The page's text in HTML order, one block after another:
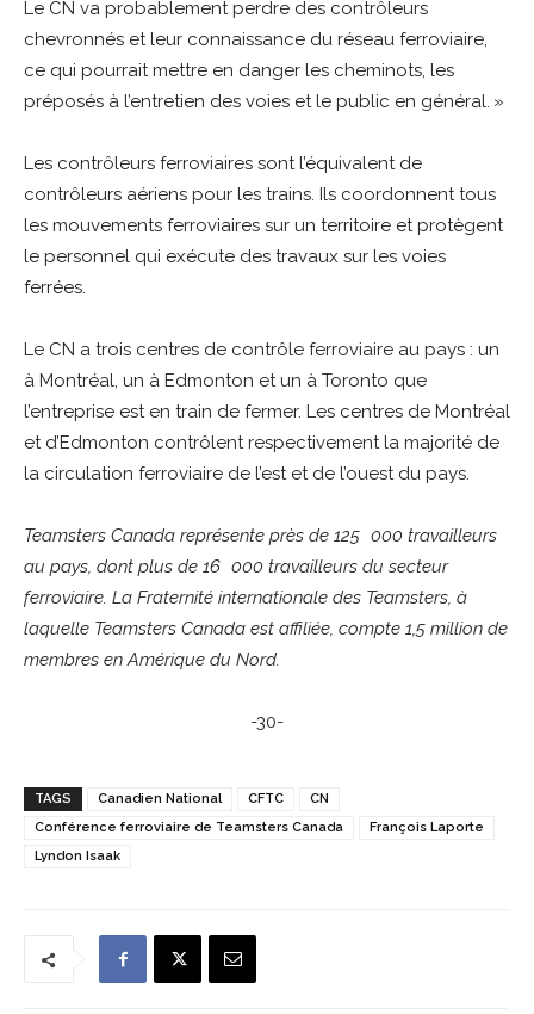
Le CN va probablement perdre des contrôleurs
chevronnés et leur connaissance du réseau ferroviaire,
ce qui pourrait mettre en danger les cheminots, les
préposés à l’entretien des voies et le public en général. »
Les contrôleurs ferroviaires sont l’équivalent de
contrôleurs aériens pour les trains. Ils coordonnent tous
les mouvements ferroviaires sur un territoire et protègent
le personnel qui exécute des travaux sur les voies
ferrées.
Le CN a trois centres de contrôle ferroviaire au pays : un
à Montréal, un à Edmonton et un à Toronto que
l’entreprise est en train de fermer. Les centres de Montréal
et d’Edmonton contrôlent respectivement la majorité de
la circulation ferroviaire de l’est et de l’ouest du pays.
Teamsters Canada représente près de 125 000 travailleurs
au pays, dont plus de 16 000 travailleurs du secteur
ferroviaire. La Fraternité internationale des Teamsters, à
laquelle Teamsters Canada est affiliée, compte 1,5 million de
membres en Amérique du Nord.
-30-
TAGS Canadien National CFTC
CN
Conférence ferroviaire de Teamsters Canada
François Laporte
Lyndon Isaak